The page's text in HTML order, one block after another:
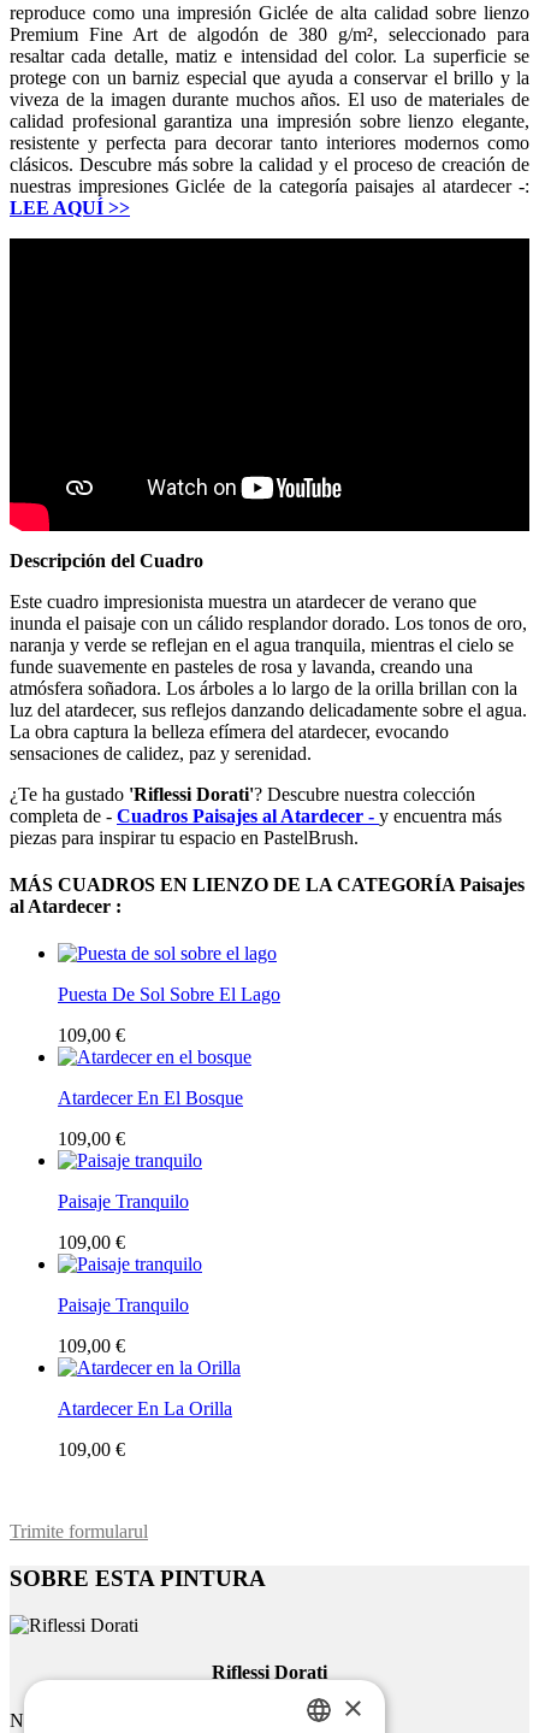
reproduce como una impresión Giclée de alta calidad sobre lienzo
Premium Fine Art de algodón de 380 g/m², seleccionado para
resaltar cada detalle, matiz e intensidad del color. La superficie se
protege con un barniz especial que ayuda a conservar el brillo y la
viveza de la imagen durante muchos años. El uso de materiales de
calidad profesional garantiza una impresión sobre lienzo elegante,
resistente y perfecta para decorar tanto interiores modernos como
clásicos. Descubre más sobre la calidad y el proceso de creación de
nuestras impresiones Giclée de la categoría paisajes al atardecer -:
LEE AQUÍ >>
Descripción del Cuadro
Este cuadro impresionista muestra un atardecer de verano que
inunda el paisaje con un cálido resplandor dorado. Los tonos de oro,
naranja y verde se reflejan en el agua tranquila, mientras el cielo se
funde suavemente en pasteles de rosa y lavanda, creando una
atmósfera soñadora. Los árboles a lo largo de la orilla brillan con la
luz del atardecer, sus reflejos danzando delicadamente sobre el agua.
La obra captura la belleza efímera del atardecer, evocando
sensaciones de calidez, paz y serenidad.
¿Te ha gustado 'Riflessi Dorati'? Descubre nuestra colección
completa de - Cuadros Paisajes al Atardecer - y encuentra más
piezas para inspirar tu espacio en PastelBrush.
MÁS CUADROS EN LIENZO DE LA CATEGORÍA Paisajes
al Atardecer :
Puesta De Sol Sobre El Lago
109,00 €
Atardecer En El Bosque
109,00 €
Paisaje Tranquilo
109,00 €
Paisaje Tranquilo
109,00 €
Atardecer En La Orilla
109,00 €
Trimite formularul
SOBRE ESTA PINTURA
Riflessi Dorati
Nombre ×